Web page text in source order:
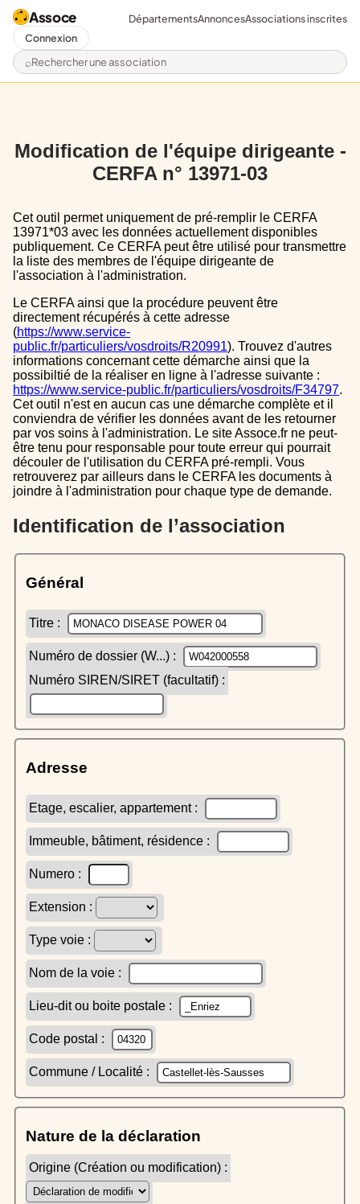
Assoce
Rechercher une association
DépartementsAnnoncesAssociations inscrites
Connexion
Modification de l'équipe dirigeante -
CERFA n° 13971-03
Cet outil permet uniquement de pré-remplir le CERFA
13971*03 avec les données actuellement disponibles
publiquement. Ce CERFA peut être utilisé pour transmettre
la liste des membres de l'équipe dirigeante de
l'association à l'administration.
Le CERFA ainsi que la procédure peuvent être
directement récupérés à cette adresse
(https://www.service-
public.fr/particuliers/vosdroits/R20991). Trouvez d'autres
informations concernant cette démarche ainsi que la
possibiltié de la réaliser en ligne à l'adresse suivante :
https://www.service-public.fr/particuliers/vosdroits/F34797.
Cet outil n'est en aucun cas une démarche complète et il
conviendra de vérifier les données avant de les retourner
par vos soins à l'administration. Le site Assoce.fr ne peut-
être tenu pour responsable pour toute erreur qui pourrait
découler de l'utilisation du CERFA pré-rempli. Vous
retrouverez par ailleurs dans le CERFA les documents à
joindre à l'administration pour chaque type de demande.
Identification de l’association
Général
Titre :
Numéro de dossier (W...) :
Numéro SIREN/SIRET (facultatif) :
Adresse
Etage, escalier, appartement :
Immeuble, bâtiment, résidence :
Numero :
Extension :
Type voie :
Nom de la voie :
Lieu-dit ou boite postale :
Code postal :
Commune / Localité :
Nature de la déclaration
Origine (Création ou modification) :